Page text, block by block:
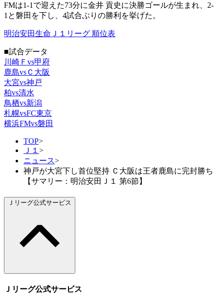
FMは1-1で迎えた73分に金井 貢史に決勝ゴールが生まれ、2-
1と磐田を下し、4試合ぶりの勝利を挙げた。
明治安田生命Ｊ１リーグ 順位表
■試合データ
川崎Ｆvs甲府
鹿島vsＣ大阪
大宮vs神戸
柏vs清水
鳥栖vs新潟
札幌vsFC東京
横浜FMvs磐田
TOP>
Ｊ１ >
ニュース>
神戸が大宮下し首位堅持 Ｃ大阪は王者鹿島に完封勝ち
【サマリー：明治安田Ｊ１ 第6節】
Ｊリーグ公式サービス
Ｊリーグ公式サービス